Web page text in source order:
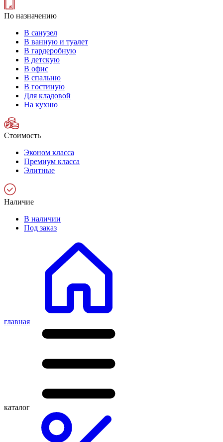
По назначению
В санузел
В ванную и туалет
В гардеробную
В детскую
В офис
В спальню
В гостиную
Для кладовой
На кухню
Стоимость
Эконом класса
Премиум класса
Элитные
Наличие
В наличии
Под заказ
главная
каталог